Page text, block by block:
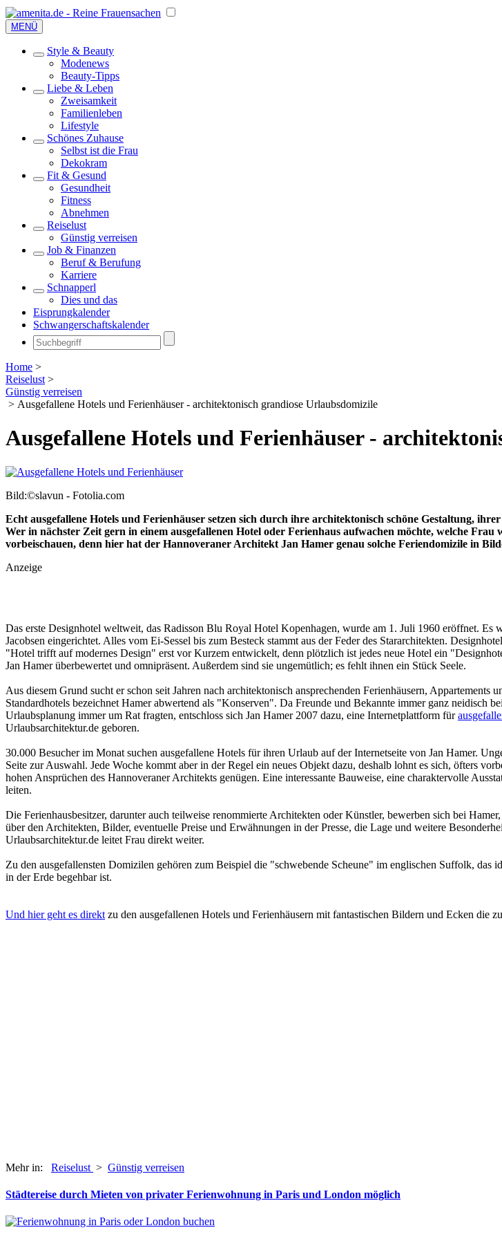
MENÜ
Style & Beauty
Modenews
Beauty-Tipps
Liebe & Leben
Zweisamkeit
Familienleben
Lifestyle
Schönes Zuhause
Selbst ist die Frau
Dekokram
Fit & Gesund
Gesundheit
Fitness
Abnehmen
Reiselust
Günstig verreisen
Job & Finanzen
Beruf & Berufung
Karriere
Schnapperl
Dies und das
Eisprungkalender
Schwangerschaftskalender
Home >
Reiselust >
Günstig verreisen
> Ausgefallene Hotels und Ferienhäuser - architektonisch grandiose Urlaubsdomizile
Ausgefallene Hotels und Ferienhäuser -
Bild:©slavun - Fotolia.com
Echt ausgefallene Hotels und Ferienhäuser setzen sich durch ihre architektonisch schöne Gestaltung,
Wer in nächster Zeit gern in einem ausgefallenen Hotel oder Ferienhaus aufwachen möchte, welche
vorbeischauen, denn hier hat der Hannoveraner Architekt Jan Hamer genau solche Feriendomizile in
Anzeige
Das erste Designhotel weltweit, das Radisson Blu Royal Hotel Kopenhagen, wurde am 1. Juli 1960 eröffnet.
Jacobsen eingerichtet. Alles vom Ei-Sessel bis zum Besteck stammt aus der Feder des Stararchitekten.
"Hotel trifft auf modernes Design" erst vor Kurzem entwickelt, denn plötzlich ist jedes neue Hotel ein
Jan Hamer überbewertet und omnipräsent. Außerdem sind sie ungemütlich; es fehlt ihnen ein Stück Seele.
Aus diesem Grund sucht er schon seit Jahren nach architektonisch ansprechenden Ferienhäusern,
Standardhotels bezeichnet Hamer abwertend als "Konserven". Da Freunde und Bekannte immer ganz neidisch
Urlaubsplanung immer um Rat fragten, entschloss sich Jan Hamer 2007 dazu, eine Internetplattform für
Urlaubsarchitektur.de geboren.
30.000 Besucher im Monat suchen ausgefallene Hotels für ihren Urlaub auf der Internetseite von Jan Hamer.
Seite zur Auswahl. Jede Woche kommt aber in der Regel ein neues Objekt dazu, deshalb lohnt es sich, öfters
hohen Ansprüchen des Hannoveraner Architekts genügen. Eine interessante Bauweise, eine charaktervolle
leiten.
Die Ferienhausbesitzer, darunter auch teilweise renommierte Architekten oder Künstler, bewerben sich bei
über den Architekten, Bilder, eventuelle Preise und Erwähnungen in der Presse, die Lage und weitere
Urlaubsarchitektur.de leitet Frau direkt weiter.
Zu den ausgefallensten Domizilen gehören zum Beispiel die "schwebende Scheune" im englischen Suffolk,
in der Erde begehbar ist.
Und hier geht es direkt zu den ausgefallenen Hotels und Ferienhäusern mit fantastischen Bildern und Ecken die
Mehr in: Reiselust > Günstig verreisen
Städtereise durch Mieten von privater Ferienwohnung in Paris und London möglich